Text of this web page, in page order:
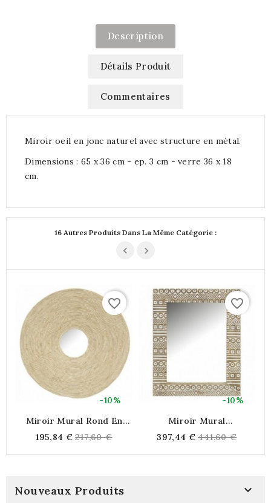
Description
Détails Produit
Commentaires
Miroir oeil en jonc naturel avec structure en métal.
Dimensions : 65 x 36 cm - ep. 3 cm - verre 36 x 18
cm.
16 Autres Produits Dans La Même Catégorie :
-10%
favorite_border
Miroir Mural Rond En
195,84 € Regular
price
217,60 €
-10%
favorite_border
Miroir Mural
Manguier - Aztèque 63 X
78 Cm
397,44 € Regular
price
441,60 €
Nouveaux Produits 